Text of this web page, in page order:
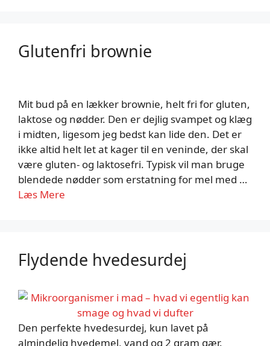
Glutenfri brownie
Mit bud på en lækker brownie, helt fri for gluten,
laktose og nødder. Den er dejlig svampet og klæg
i midten, ligesom jeg bedst kan lide den. Det er
ikke altid helt let at kager til en veninde, der skal
være gluten- og laktosefri. Typisk vil man bruge
blendede nødder som erstatning for mel med …
Læs Mere
Flydende hvedesurdej
Den perfekte hvedesurdej, kun lavet på
almindelig hvedemel, vand og 2 gram gær.